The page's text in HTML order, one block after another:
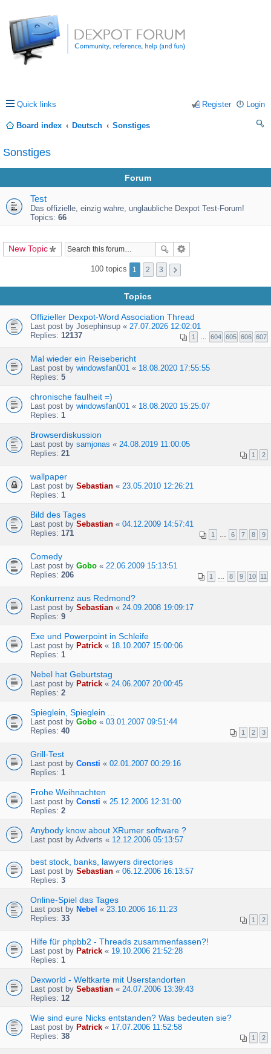
Quick links Login
Register
Board index Deutsch
Sonstiges
Sonstiges
Forum
Test
Das offizielle, einzig wahre, unglaubliche Dexpot Test-Forum!
Topics: 66
New Topic
100 topics 1 2 3
Topics
Offizieller Dexpot-Word Association Thread
Last post by Josephinsup « 27.07.2026 12:02:01
Replies: 12137 1 604 605 606 607
Mal wieder ein Reisebericht
Last post by windowsfan001 « 18.08.2020 17:55:55
Replies: 5
chronische faulheit =)
Last post by windowsfan001 « 18.08.2020 15:25:07
Replies: 1
Browserdiskussion
Last post by samjonas « 24.08.2019 11:00:05
Replies: 21 1 2
wallpaper
Last post by Sebastian « 23.05.2010 12:26:21
Replies: 1
Bild des Tages
Last post by Sebastian « 04.12.2009 14:57:41
Replies: 171 1 6 7 8 9
Comedy
Last post by Gobo « 22.06.2009 15:13:51
Replies: 206 1 8 9 10 11
Konkurrenz aus Redmond?
Last post by Sebastian « 24.09.2008 19:09:17
Replies: 9
Exe und Powerpoint in Schleife
Last post by Patrick « 18.10.2007 15:00:06
Replies: 1
Nebel hat Geburtstag
Last post by Patrick « 24.06.2007 20:00:45
Replies: 2
Spieglein, Spieglein ...
Last post by Gobo « 03.01.2007 09:51:44
Replies: 40 1 2 3
Grill-Test
Last post by Consti « 02.01.2007 00:29:16
Replies: 1
Frohe Weihnachten
Last post by Consti « 25.12.2006 12:31:00
Replies: 2
Anybody know about XRumer software ?
Last post by Adverts « 12.12.2006 05:13:57
best stock, banks, lawyers directories
Last post by Sebastian « 06.12.2006 16:13:57
Replies: 3
Online-Spiel das Tages
Last post by Nebel « 23.10.2006 16:11:23
Replies: 33 1 2
Hilfe für phpbb2 - Threads zusammenfassen?!
Last post by Patrick « 19.10.2006 21:52:28
Replies: 1
Dexworld - Weltkarte mit Userstandorten
Last post by Sebastian « 24.07.2006 13:39:43
Replies: 12
Wie sind eure Nicks entstanden? Was bedeuten sie?
Last post by Patrick « 17.07.2006 11:52:58
Replies: 38 1 2